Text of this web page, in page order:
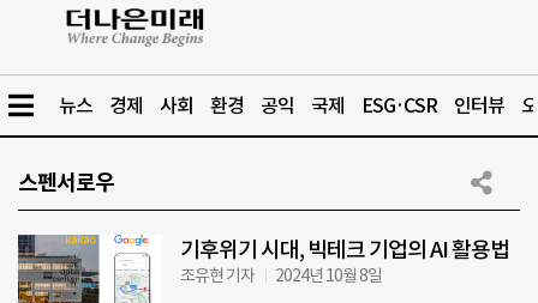
뉴스 경제 사회 환경 공익 국제 ESG·CSR 인터뷰
스펜서로우
기후위기 시대, 빅테크 기업의 AI 활용법
조유현 기자 2024년 10월 8일